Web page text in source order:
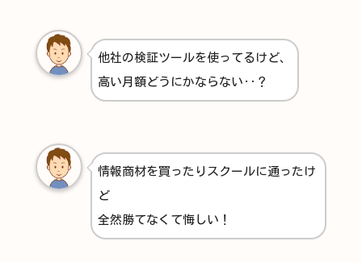
他社の検証ツールを使ってるけど、
高い月額どうにかならない‥？
情報商材を買ったりスクールに通ったけ
ど
全然勝てなくて悔しい！